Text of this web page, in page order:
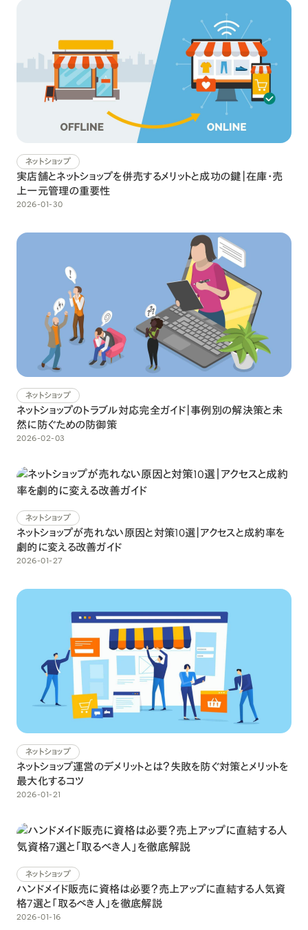
ネットショップ
実店舗とネットショップを併売するメリットと成功の鍵｜在庫・売
上一元管理の重要性
2026-01-30
ネットショップ
ネットショップのトラブル対応完全ガイド｜事例別の解決策と未
然に防ぐための防御策
2026-02-03
ネットショップ
ネットショップが売れない原因と対策10選｜アクセスと成約率を
劇的に変える改善ガイド
2026-01-27
ネットショップ
ネットショップ運営のデメリットとは？失敗を防ぐ対策とメリットを
最大化するコツ
2026-01-21
ネットショップ
ハンドメイド販売に資格は必要？売上アップに直結する人気資
格7選と「取るべき人」を徹底解説
2026-01-16